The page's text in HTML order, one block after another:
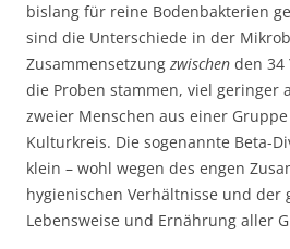
bislang für reine Bodenbakterien
sind die Unterschiede in der
Zusammensetzung zwischen den 34
die Proben stammen, viel geringer
zweier Menschen aus einer
Kulturkreis. Die sogenannte Beta-
klein – wohl wegen des engen
hygienischen Verhältnisse und der
Lebensweise und Ernährung aller